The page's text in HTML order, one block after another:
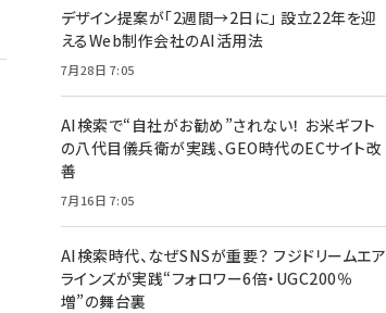
デザイン提案が「2週間→2日に」 設立22年を迎
えるWeb制作会社のAI活用法
7月28日 7:05
AI検索で“自社がお勧め”されない！ お米ギフト
の八代目儀兵衛が実践、GEO時代のECサイト改
善
7月16日 7:05
AI検索時代、なぜSNSが重要？ フジドリームエア
ラインズが実践“フォロワー6倍・UGC200％
増”の舞台裏